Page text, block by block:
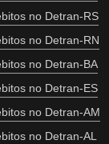
no Detran-RS
no Detran-RN
no Detran-BA
no Detran-ES
no Detran-AM
no Detran-AL